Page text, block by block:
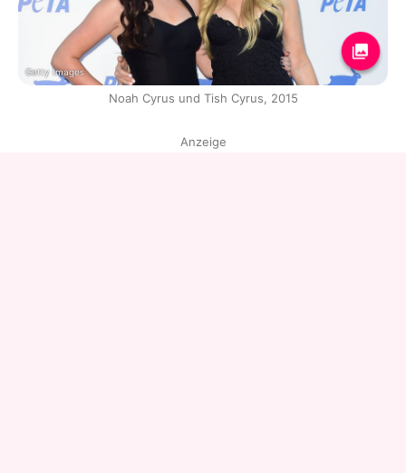
Getty Images
Noah Cyrus und Tish Cyrus, 2015
Anzeige